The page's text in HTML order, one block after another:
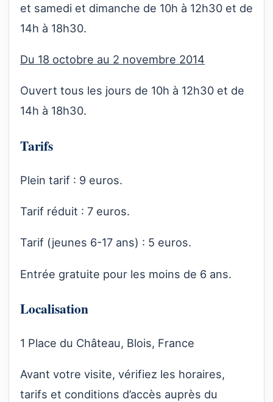
et samedi et dimanche de 10h à 12h30 et de
14h à 18h30.
Du 18 octobre au 2 novembre 2014
Ouvert tous les jours de 10h à 12h30 et de
14h à 18h30.
Tarifs
Plein tarif : 9 euros.
Tarif réduit : 7 euros.
Tarif (jeunes 6-17 ans) : 5 euros.
Entrée gratuite pour les moins de 6 ans.
Localisation
1 Place du Château, Blois, France
Avant votre visite, vérifiez les horaires,
tarifs et conditions d’accès auprès du